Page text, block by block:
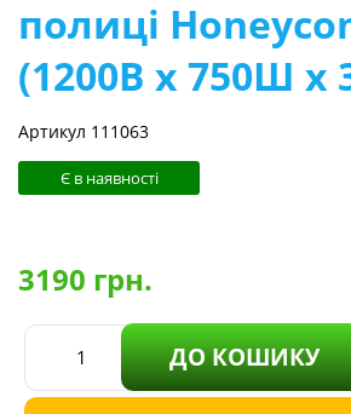
полиці
(1200В х 750Ш х
Артикул 111063
Є в наявності
3190 грн.
ДО КОШИКУ